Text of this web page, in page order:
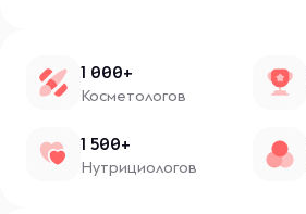
1 000+
Косметологов
1 500+
Нутрициологов